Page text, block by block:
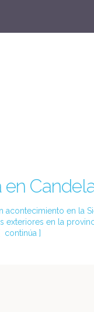
acontecimiento en la
exteriores en la
continúa ]